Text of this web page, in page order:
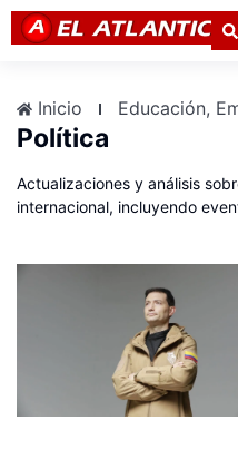
Inicio Educación,
Política
Actualizaciones y análisis
internacional, incluyendo